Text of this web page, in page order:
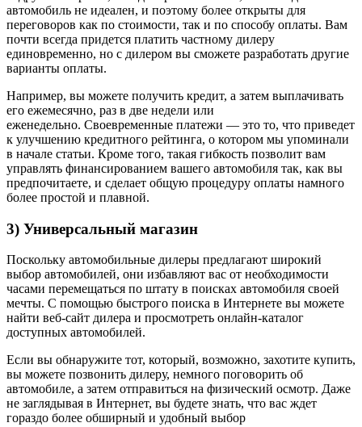
автомобиль не идеален, и поэтому более открыты для
переговоров как по стоимости, так и по способу оплаты. Вам
почти всегда придется платить частному дилеру
единовременно, но с дилером вы сможете разработать другие
варианты оплаты.
Например, вы можете получить кредит, а затем выплачивать
его ежемесячно, раз в две недели или
еженедельно. Своевременные платежи — это то, что приведет
к улучшению кредитного рейтинга, о котором мы упоминали
в начале статьи. Кроме того, такая гибкость позволит вам
управлять финансированием вашего автомобиля так, как вы
предпочитаете, и сделает общую процедуру оплаты намного
более простой и плавной.
3) Универсальный магазин
Поскольку автомобильные дилеры предлагают широкий
выбор автомобилей, они избавляют вас от необходимости
часами перемещаться по штату в поисках автомобиля своей
мечты. С помощью быстрого поиска в Интернете вы можете
найти веб-сайт дилера и просмотреть онлайн-каталог
доступных автомобилей.
Если вы обнаружите тот, который, возможно, захотите купить,
вы можете позвонить дилеру, немного поговорить об
автомобиле, а затем отправиться на физический осмотр. Даже
не заглядывая в Интернет, вы будете знать, что вас ждет
гораздо более обширный и удобный выбор